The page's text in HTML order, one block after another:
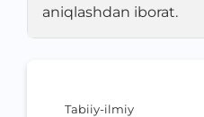
Tabiiy-ilmiy
aniqlashdan iborat.